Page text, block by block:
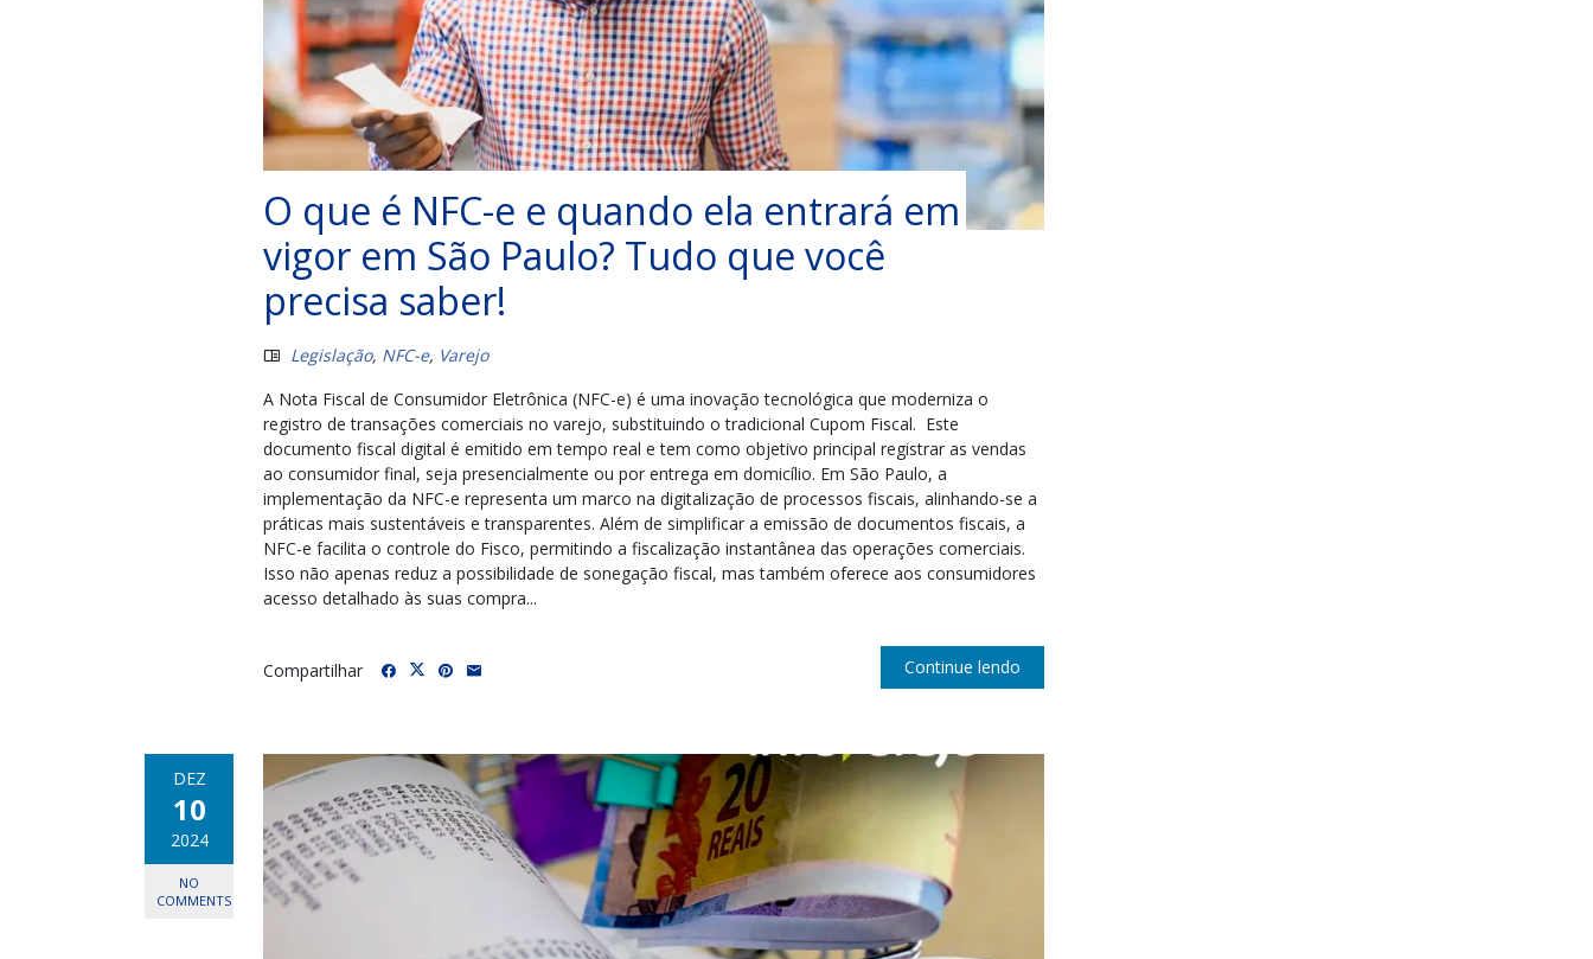
O que é NFC-e e quando ela entrará em
vigor em São Paulo? Tudo que você
precisa saber!
Legislação, NFC-e, Varejo
A Nota Fiscal de Consumidor Eletrônica (NFC-e) é uma inovação tecnológica que moderniza o
registro de transações comerciais no varejo, substituindo o tradicional Cupom Fiscal. Este
documento fiscal digital é emitido em tempo real e tem como objetivo principal registrar as vendas
ao consumidor final, seja presencialmente ou por entrega em domicílio. Em São Paulo, a
implementação da NFC-e representa um marco na digitalização de processos fiscais, alinhando-se a
práticas mais sustentáveis e transparentes. Além de simplificar a emissão de documentos fiscais, a
NFC-e facilita o controle do Fisco, permitindo a fiscalização instantânea das operações comerciais.
Isso não apenas reduz a possibilidade de sonegação fiscal, mas também oferece aos consumidores
acesso detalhado às suas compra...
Continue lendo
Compartilhar
DEZ
10
2024
NO
COMMENTS